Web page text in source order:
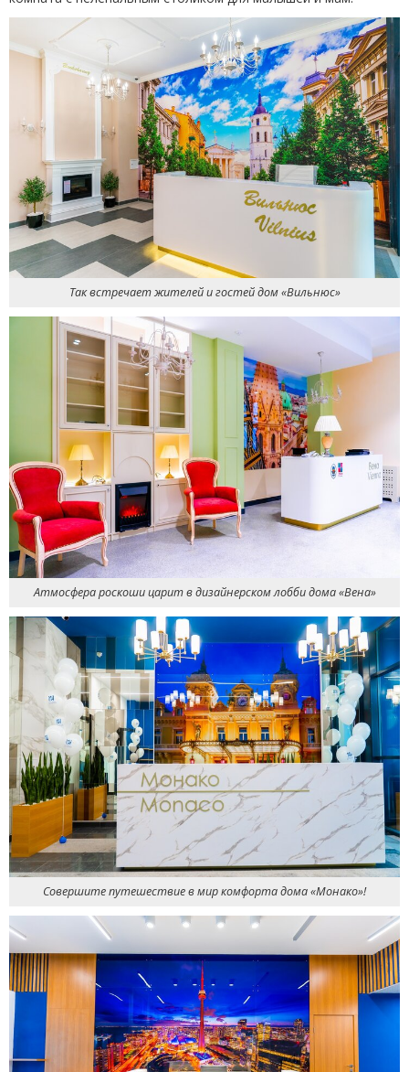
Так встречает жителей и гостей дом «Вильнюс»
Атмосфера роскоши царит в дизайнерском лобби дома «Вена»
Совершите путешествие в мир комфорта дома«Монако»!